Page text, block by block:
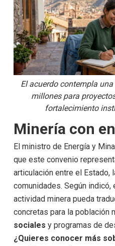
El acuerdo contempla
millones para
fortalecimiento
Minería con
El ministro de Energía y
que este convenio
articulación entre el Estado,
comunidades. Según
actividad minera pueda
concretas para la población
sociales y programas de
¿Quieres conocer más